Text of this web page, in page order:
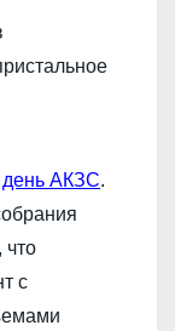
день АКЗС.
что
с